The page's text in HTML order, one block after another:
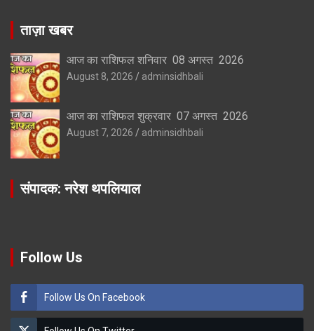
ताज़ा खबर
आज का राशिफल शनिवार 08 अगस्त 2026
August 8, 2026 adminsidhbali
आज का राशिफल शुक्रवार 07 अगस्त 2026
August 7, 2026 adminsidhbali
संपादक: नरेश थपलियाल
Follow Us
Follow Us On Facebook